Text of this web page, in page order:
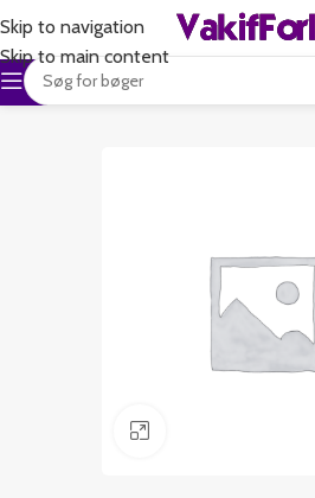
Skip to navigation
Skip to main content